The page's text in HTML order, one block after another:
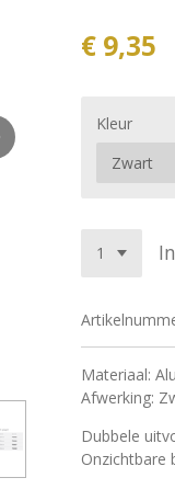
€ 9,35
Kleur
Materiaal:
Afwerking:
Dubbele
Onzichtbare